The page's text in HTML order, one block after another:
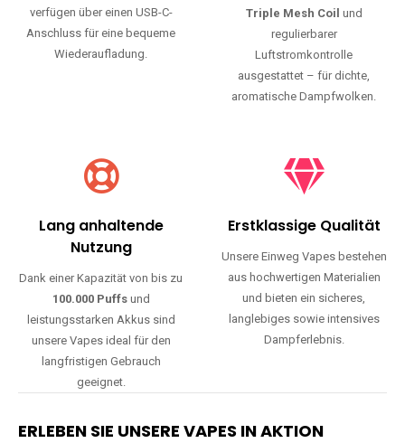
verfügen über einen USB-C-
Anschluss für eine bequeme
Wiederaufladung.
Triple Mesh Coil und
regulierbarer
Luftstromkontrolle
ausgestattet – für dichte,
aromatische Dampfwolken.
Lang anhaltende
Nutzung
Dank einer Kapazität von bis zu
100.000 Puffsund
leistungsstarken Akkus sind
unsere Vapes ideal für den
langfristigen Gebrauch
geeignet.
Erstklassige Qualität
Unsere Einweg Vapes bestehen
aus hochwertigen Materialien
und bieten ein sicheres,
langlebiges sowie intensives
Dampferlebnis.
ERLEBEN SIE UNSERE VAPES IN AKTION